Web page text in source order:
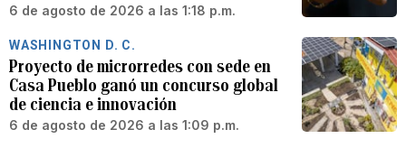
6 de agosto de 2026 a las 1:18 p.m.
WASHINGTON D. C.
Proyecto de microrredes con sede en
Casa Pueblo ganó un concurso global
de ciencia e innovación
6 de agosto de 2026 a las 1:09 p.m.